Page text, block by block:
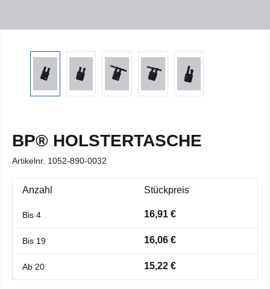
BP® HOLSTERTASCHE
Artikelnr. 1052-890-0032
Anzahl Stückpreis
Bis 4 16,91 €
Bis 19 16,06 €
Ab 20 15,22 €